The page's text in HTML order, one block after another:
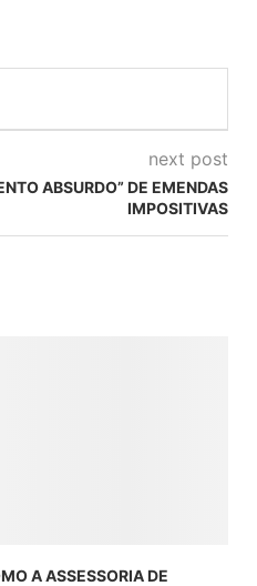
next post
ABSURDO” DE EMENDAS
IMPOSITIVAS
A ASSESSORIA DE